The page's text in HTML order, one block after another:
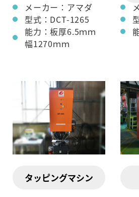
メーカー：アマダ
型式：DCT-1265
能力：板厚6.5ｍｍ
幅1270ｍｍ
タッピングマシン